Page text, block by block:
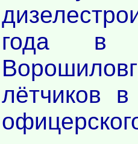
года в
лётчиков